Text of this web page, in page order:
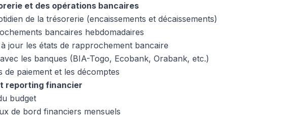
et des opérations bancaires
de la trésorerie (encaissements et décaissements)
bancaires hebdomadaires
jour les états de rapprochement bancaire
les banques (BIA-Togo, Ecobank, Orabank, etc.)
paiement et les décomptes
reporting financier
budget
de bord financiers mensuels